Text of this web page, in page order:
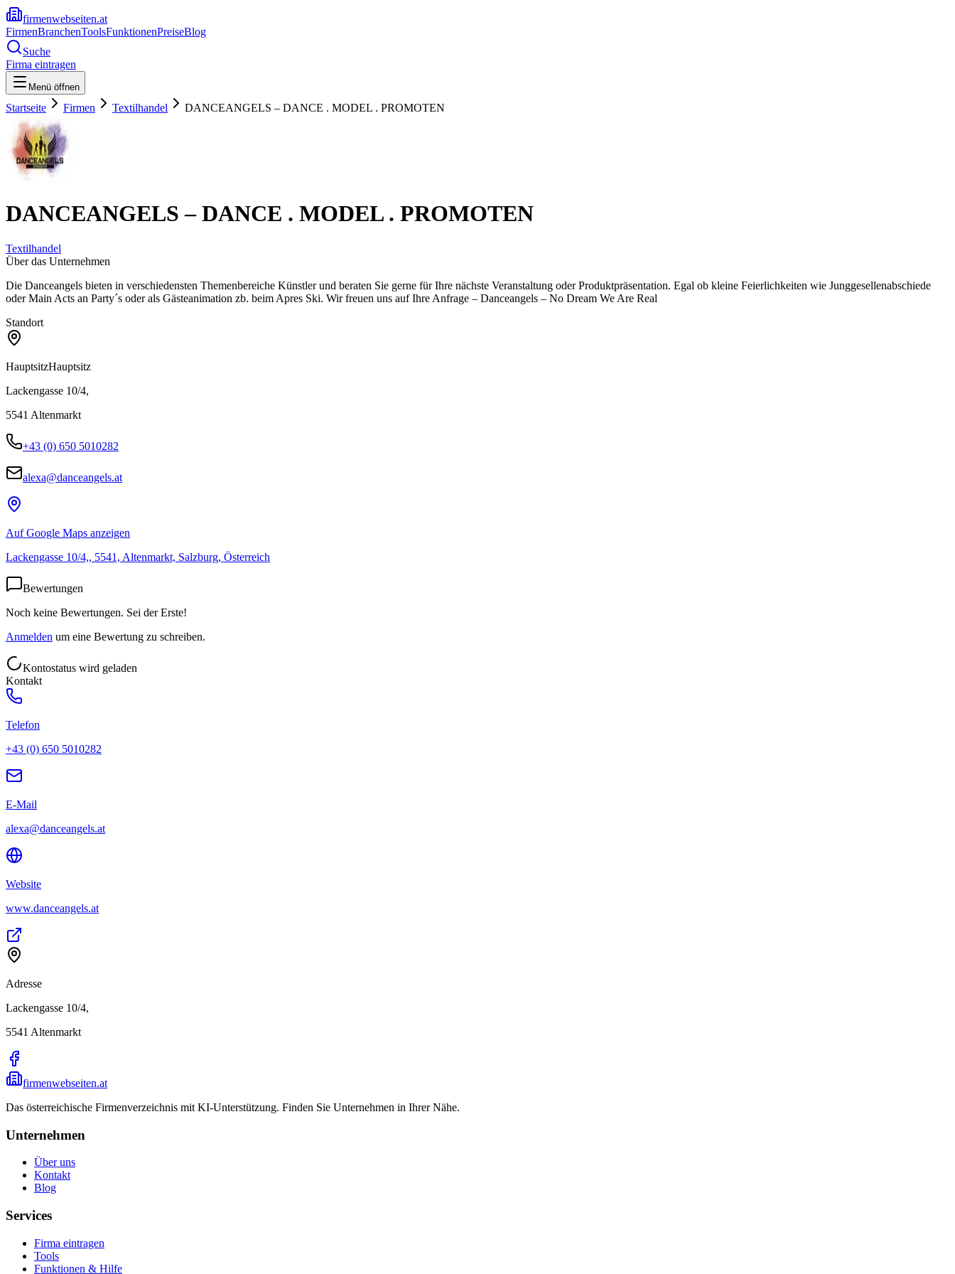
firmenwebseiten.at
FirmenBranchenToolsFunktionenPreiseBlog
Suche
Firma eintragen
Menü öffnen
Startseite Firmen Textilhandel DANCEANGELS – DANCE . MODEL . PROMOTEN
DANCEANGELS – DANCE . MODEL . PROMOTEN
Textilhandel
Über das Unternehmen
Die Danceangels bieten in verschiedensten Themenbereiche Künstler und beraten Sie gerne für Ihre nächste Veranstaltung oder Produktpräsentation. Egal ob kleine Feierlichkeiten wie Junggesellenabschiede
oder Main Acts an Party´s oder als Gästeanimation zb. beim Apres Ski. Wir freuen uns auf Ihre Anfrage – Danceangels – No Dream We Are Real
Standort
HauptsitzHauptsitz
Lackengasse 10/4,
5541 Altenmarkt
+43 (0) 650 5010282
alexa@danceangels.at
Auf Google Maps anzeigen
Lackengasse 10/4,, 5541, Altenmarkt, Salzburg, Österreich
Bewertungen
Noch keine Bewertungen. Sei der Erste!
Anmelden um eine Bewertung zu schreiben.
Kontostatus wird geladen
Kontakt
Telefon
+43 (0) 650 5010282
E-Mail
alexa@danceangels.at
Website
www.danceangels.at
Adresse
Lackengasse 10/4,
5541 Altenmarkt
firmenwebseiten.at
Das österreichische Firmenverzeichnis mit KI-Unterstützung. Finden Sie Unternehmen in Ihrer Nähe.
Unternehmen
Über uns
Kontakt
Blog
Services
Firma eintragen
Tools
Funktionen & Hilfe